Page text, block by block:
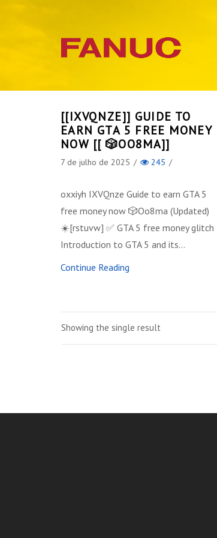
[[IXVQNZE]] GUIDE TO
EARN GTA 5 FREE MONEY
NOW [[ 🎲OO8MA]]
7 de julho de 2025 / 245 /
oxxiyh IXVQnze Guide to earn GTA 5
free money now 🎲Oo8ma (Updated)
☀️[rstuvw] ✅ GTA 5 free money glitch
Introduction to GTA 5 and its…
Continue Reading
Showing the single result